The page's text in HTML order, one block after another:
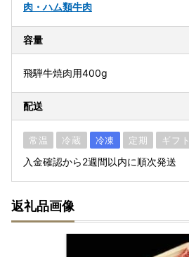
肉・ハム類牛肉
容量
飛騨牛焼肉用400g
配送
常温 冷蔵 冷凍 定期 ギフト
入金確認から2週間以内に順次発送
返礼品画像